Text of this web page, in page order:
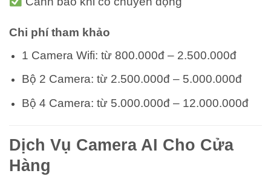
Chi phí tham khảo
1 Camera Wifi: từ 800.000đ – 2.500.000đ
Bộ 2 Camera: từ 2.500.000đ – 5.000.000đ
Bộ 4 Camera: từ 5.000.000đ – 12.000.000đ
Dịch Vụ Camera AI Cho Cửa
Hàng